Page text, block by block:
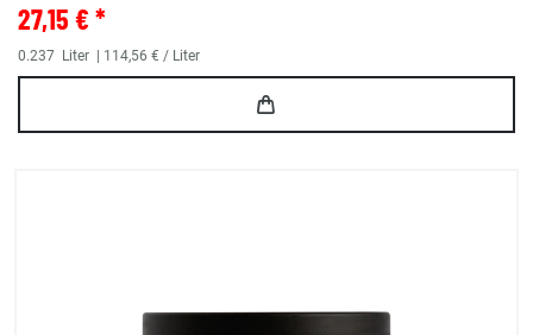
27,15 € *
0.237 Liter | 114,56 € / Liter